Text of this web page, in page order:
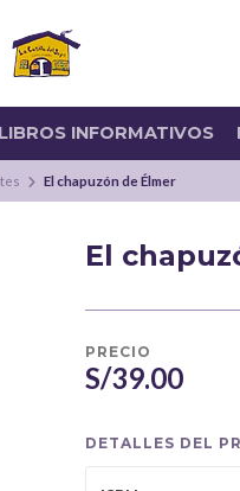
LIBROS INFORMATIVOS
El chapuzón de Élmer
El
PRECIO
S/39.00
DETALLES DEL